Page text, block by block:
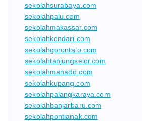
sekolahsurabaya.com
sekolahpalu.com
sekolahmakassar.com
sekolahkendari.com
sekolahgorontalo.com
sekolahtanjungselor.com
sekolahmanado.com
sekolahkupang.com
sekolahpalangkaraya.com
sekolahbanjarbaru.com
sekolahpontianak.com